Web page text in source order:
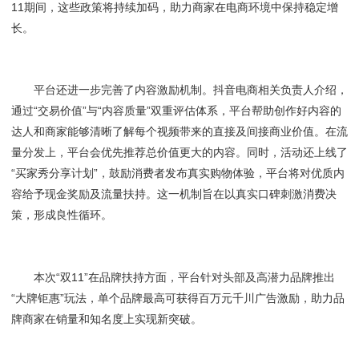
11期间，这些政策将持续加码，助力商家在电商环境中保持稳定增
长。
平台还进一步完善了内容激励机制。抖音电商相关负责人介绍，
通过“交易价值”与“内容质量”双重评估体系，平台帮助创作好内容的
达人和商家能够清晰了解每个视频带来的直接及间接商业价值。在流
量分发上，平台会优先推荐总价值更大的内容。同时，活动还上线了
“买家秀分享计划”，鼓励消费者发布真实购物体验，平台将对优质内
容给予现金奖励及流量扶持。这一机制旨在以真实口碑刺激消费决
策，形成良性循环。
本次“双11”在品牌扶持方面，平台针对头部及高潜力品牌推出
“大牌钜惠”玩法，单个品牌最高可获得百万元千川广告激励，助力品
牌商家在销量和知名度上实现新突破。